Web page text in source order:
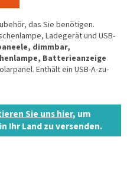
das Sie benötigen.
Ladegerät und USB-
dimmbar,
Batterieanzeige
Enthält ein USB-A-zu-
Sie uns hier, um
Ihr Land zu versenden.